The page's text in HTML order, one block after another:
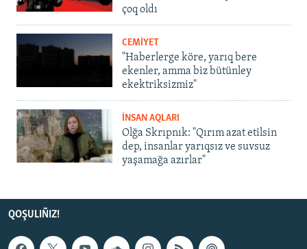
çoq oldı
CEMİYET
"Haberlerge köre, yarıq bere
ekenler, amma biz bütünley
ekektriksizmiz"
İNSAN AQLARI
Olğa Skrıpnık: "Qırım azat etilsin
dep, insanlar yarıqsız ve suvsuz
yaşamağa azırlar"
QOŞULIÑIZ!